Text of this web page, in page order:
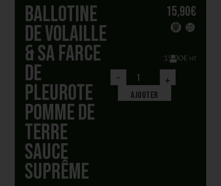
Ballotine
de volaille
& sa farce
de
pleurote
pomme de
terre
sauce
suprême
15,90€
15,90€ HT
- +
Ajouter